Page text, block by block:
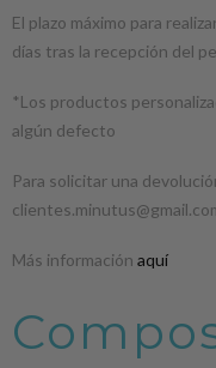
El plazo máximo para
días tras la recepción del
*Los productos
algún defecto
Para solicitar una
Más información aquí